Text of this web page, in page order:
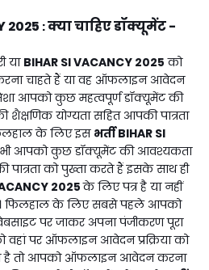
2025 :क्या चाहिए डॉक्यूमेंट -
या BIHAR SI VACANCY 2025 को
चाहते हैं या वह ऑफलाइन आवेदन
आपको कुछ महत्वपूर्ण डॉक्यूमेंट की
योग्यता सहित आपकी पात्रता
के लिए इस भर्तीBIHAR SI
आपको कुछ डॉक्यूमेंट की आवश्यकता
को पुख्ता करते हैं इसके साथ ही
2025के लिए पत्र है या नहीं
फिलहाल के लिए सबसे पहले आपको
पर जाकर अपना पंजीकरण पूरा
पर ऑफलाइन आवेदन प्रक्रिया को
है तो आपको ऑफलाइन आवेदन करना